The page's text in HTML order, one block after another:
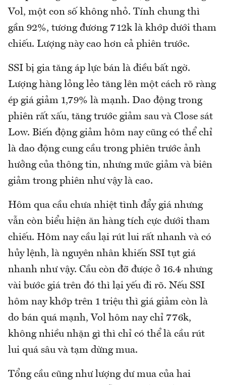
Vol, một con số không nhỏ. Tính chung thì
gần 92%, tương đương 712k là khớp dưới tham
chiếu. Lượng này cao hơn cả phiên trước.
SSI bị gia tăng áp lực bán là điều bất ngờ.
Lượng hàng lỏng lẻo tăng lên một cách rõ ràng
ép giá giảm 1,79% là mạnh. Dao động trong
phiên rất xấu, tăng trước giảm sau và Close sát
Low. Biến động giảm hôm nay cũng có thể chỉ
là dao động cung cầu trong phiên trước ảnh
hưởng của thông tin, nhưng mức giảm và biên
giảm trong phiên như vậy là cao.
Hôm qua cầu chưa nhiệt tình đẩy giá nhưng
vẫn còn biểu hiện ăn hàng tích cực dưới tham
chiếu. Hôm nay cầu lại rút lui rất nhanh và có
hủy lệnh, là nguyên nhân khiến SSI tụt giá
nhanh như vậy. Cầu còn đỡ được ở 16.4 nhưng
vài bước giá trên đó thì lại yếu đi rõ. Nếu SSI
hôm nay khớp trên 1 triệu thì giá giảm còn là
do bán quá mạnh, Vol hôm nay chỉ 776k,
không nhiều nhặn gì thì chỉ có thể là cầu rút
lui quá sâu và tạm dừng mua.
Tổng cầu cũng như lượng dư mua của hai